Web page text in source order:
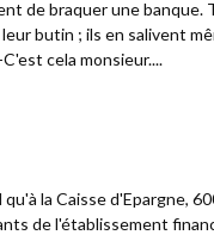
de braquer une banque.
butin ; ils en salivent
cela monsieur....
la Caisse d'Epargne,
de l'établissement